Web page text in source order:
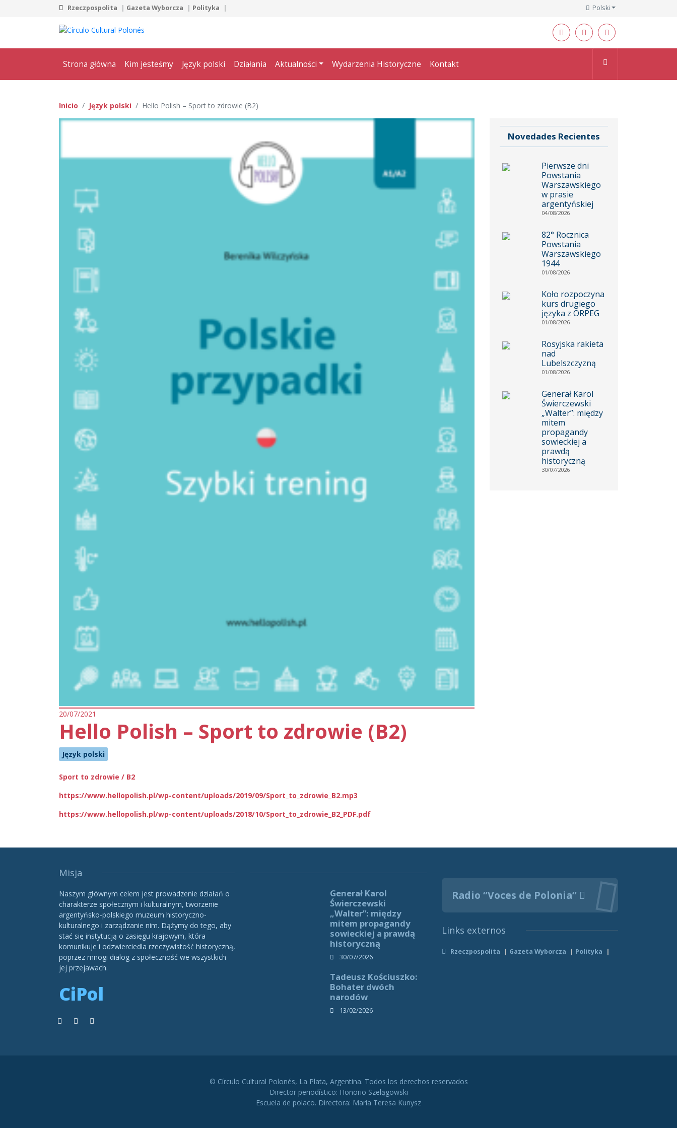
Rzeczpospolita Gazeta Wyborcza Polityka Polski
Strona główna Kim jesteśmy Język polski Działania Aktualności Wydarzenia Historyczne Kontakt
Inicio Język polski Hello Polish – Sport to zdrowie (B2)
20/07/2021
Hello Polish – Sport to zdrowie (B2)
Język polski
Sport to zdrowie / B2
https://www.hellopolish.pl/wp-content/uploads/2019/09/Sport_to_zdrowie_B2.mp3
https://www.hellopolish.pl/wp-content/uploads/2018/10/Sport_to_zdrowie_B2_PDF.pdf
Novedades Recientes
Pierwsze dni
Powstania
Warszawskiego
w prasie
argentyńskiej
04/08/2026
82° Rocznica
Powstania
Warszawskiego
1944
01/08/2026
Koło rozpoczyna
kurs drugiego
języka z ORPEG
01/08/2026
Rosyjska rakieta
nad
Lubelszczyzną
01/08/2026
Generał Karol
Świerczewski
„Walter”: między
mitem
propagandy
sowieckiej a
prawdą
historyczną
30/07/2026
Misja
Naszym głównym celem jest prowadzenie działań o
charakterze społecznym i kulturalnym, tworzenie
argentyńsko-polskiego muzeum historyczno-
kulturalnego i zarządzanie nim. Dążymy do tego, aby
stać się instytucją o zasięgu krajowym, która
komunikuje i odzwierciedla rzeczywistość historyczną,
poprzez mnogi dialog z społeczność we wszystkich
jej przejawach.
CiPol
Generał Karol
Świerczewski
„Walter”: między
mitem propagandy
sowieckiej a prawdą
historyczną
30/07/2026
Tadeusz Kościuszko:
Bohater dwóch
narodów
13/02/2026
Radio “Voces de Polonia”
Links externos
Rzeczpospolita Gazeta Wyborcza Polityka
© Círculo Cultural Polonés, La Plata, Argentina. Todos los derechos reservados
Director periodístico: Honorio Szelągowski
Escuela de polaco. Directora: María Teresa Kunysz